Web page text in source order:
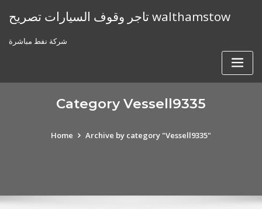
تاجر وقوف السيارات تصريح walthamstow
شركة نفط مباشرة
Category Vessell9335
Home Archive by category "Vessell9335"